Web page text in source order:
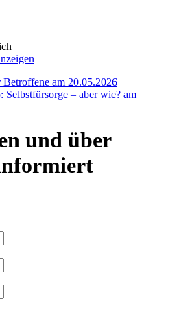
am 20.05.2026
Selbstfürsorge – aber wie? am
und über